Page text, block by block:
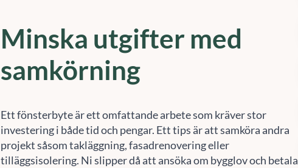
Minska utgifter med
samkörning
Ett fönsterbyte är ett omfattande arbete som kräver stor
investering i både tid och pengar. Ett tips är att samköra andra
projekt såsom takläggning, fasadrenovering eller
tilläggsisolering. Ni slipper då att ansöka om bygglov och betala